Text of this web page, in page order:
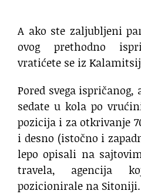
A ako ste zaljubljeni
ovog prethodno
vratićete se iz
Pored svega ispričanog,
sedate u kola po
pozicija i za otkrivanje
i desno (istočno i
lepo opisali na
travela, agencija
pozicionirale na Sitoniji.